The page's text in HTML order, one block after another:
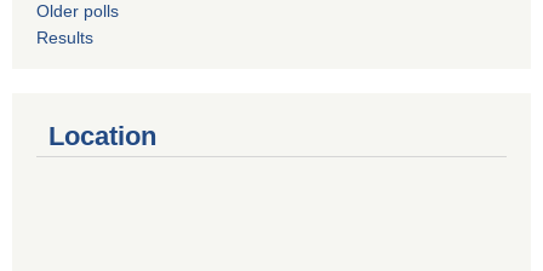
Older polls
Results
Location